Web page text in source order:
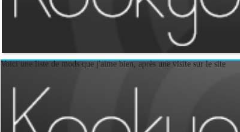
Voici une liste de mods que j'aime bien, après une visite sur le site